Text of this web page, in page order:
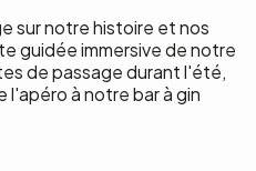
sur notre histoire et nos
guidée immersive de notre
de passage durant l'été,
l'apéro à notre bar à gin